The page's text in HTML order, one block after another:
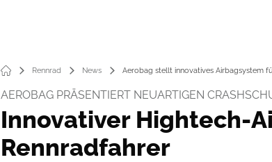
Rennrad News Aerobag stellt innovatives Airbagsystem
AEROBAG PRÄSENTIERT NEUARTIGEN
Innovativer Hightech-
Rennradfahrer